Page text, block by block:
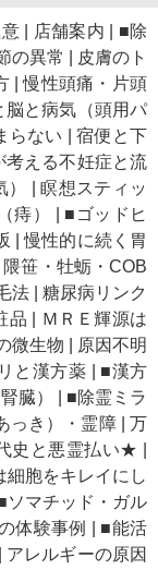
店舗案内
■除
の異常
皮膚のト
|慢性頭痛・片頭
と病気（頭用パ
らない |宿便と下
考える不妊症と流
|瞑想スティッ
痔）
■ゴッドヒ
|慢性的に続く胃
笹・牡蛎・COB
法
糖尿病リンク
品
ＭＲＥ輝源は
微生物
原因不明
と漢方薬
■漢方
臓）
■除霊ミラ
っき）・霊障|万
史と悪霊払い★
細胞をキレイにし
ソマチッド・ガル
体験事例
■能活
アレルギーの原因